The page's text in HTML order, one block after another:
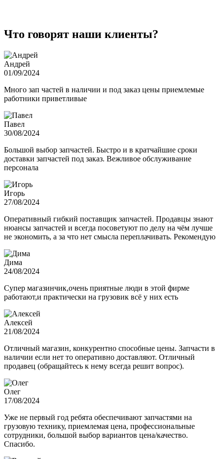
Что говорят наши клиенты?
Андрей
01/09/2024
Много зап частей в наличии и под заказ цены приемлемые
работники приветливые
Павел
30/08/2024
Большой выбор запчастей. Быстро и в кратчайшие сроки
доставки запчастей под заказ. Вежливое обслуживание
персонала
Игорь
27/08/2024
Оперативный гибкий поставщик запчастей. Продавцы знают
нюансы запчастей и всегда посоветуют по делу на чём лучше
не экономить, а за что нет смысла переплачивать. Рекомендую
Дима
24/08/2024
Супер магазинчик,очень приятные люди в этой фирме
работают,и практически на грузовик всё у них есть
Алексей
21/08/2024
Отличный магазин, конкурентно способные цены. Запчасти в
наличии если нет то оперативно доставляют. Отличный
продавец (обращайтесь к нему всегда решит вопрос).
Олег
17/08/2024
Уже не первый год ребята обеспечивают запчастями на
грузовую технику, приемлемая цена, профессиональные
сотрудники, большой выбор вариантов цена/качество.
Спасибо.